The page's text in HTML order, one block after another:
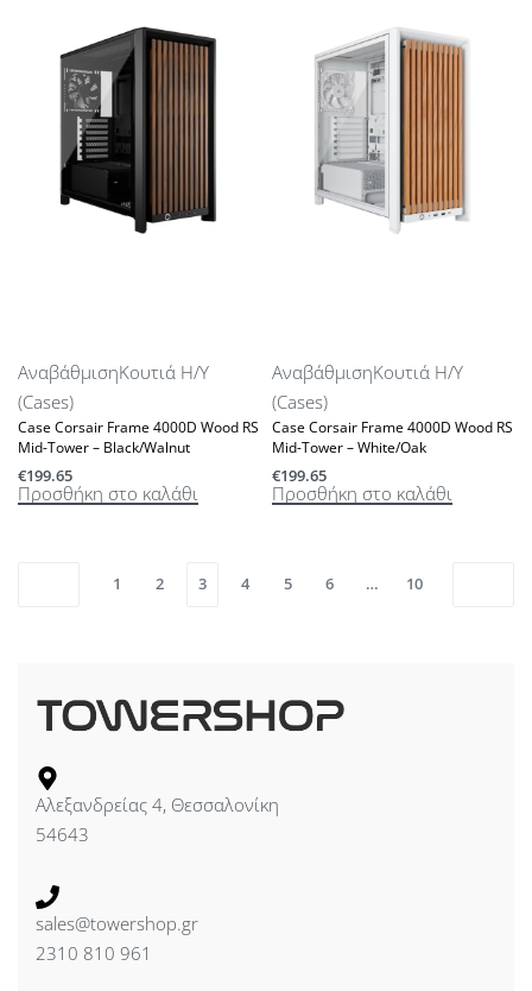
ΑναβάθμισηΚουτιά Η/Υ
(Cases)
Case Corsair Frame 4000D Wood RS
Mid-Tower – Black/Walnut
€199.65
Προσθήκη στο καλάθι
ΑναβάθμισηΚουτιά Η/Υ
(Cases)
Case Corsair Frame 4000D Wood RS
Mid-Tower – White/Oak
€199.65
Προσθήκη στο καλάθι
1 2 3 4 5 6 … 10
Αλεξανδρείας 4, Θεσσαλονίκη
54643
sales@towershop.gr
2310 810 961